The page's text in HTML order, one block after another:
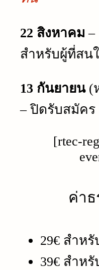
22 สิงหาคม –
สำหรับผู้ที่สน
13 กันยายน(
– ปิดรับสมัคร
[rtec-
ค่าธ
29€ สำหรั
39€ สำหรั